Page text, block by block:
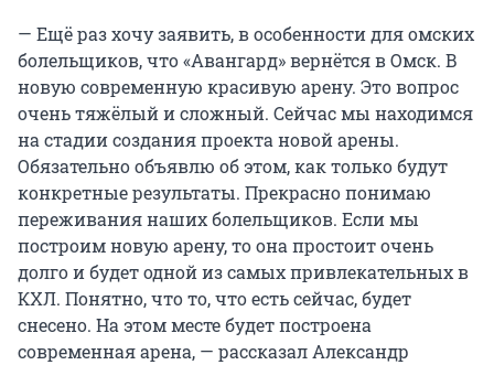
— Ещё раз хочу заявить, в особенности для омских
болельщиков, что «Авангард» вернётся в Омск. В
новую современную красивую арену. Это вопрос
очень тяжёлый и сложный. Сейчас мы находимся
на стадии создания проекта новой арены.
Обязательно объявлю об этом, как только будут
конкретные результаты. Прекрасно понимаю
переживания наших болельщиков. Если мы
построим новую арену, то она простоит очень
долго и будет одной из самых привлекательных в
КХЛ. Понятно, что то, что есть сейчас, будет
снесено. На этом месте будет построена
современная арена, — рассказал Александр